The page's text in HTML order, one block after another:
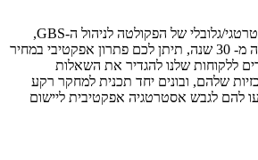
גלובלי של הפקולטה לניהול ה-GBS
,
הפועלת כבר למעלה מ- 30 שנה, תיתן לכם פתרון אפקטיבי במחיר
ללקוחות שלנו להגדיר את השאלות
שלהם, ובונים יחד תכנית למחקר רקע
להם לגבש אסטרטגיה אפקטיבית ליישום